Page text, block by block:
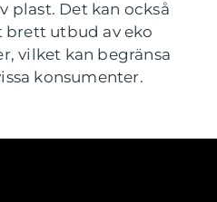
plast. Det kan också
brett utbud av eko
vilket kan begränsa
konsumenter.